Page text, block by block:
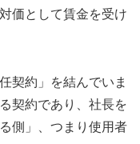
価として賃金を受け
契約」を結んでいま
契約であり、社長を
側」、つまり使用者